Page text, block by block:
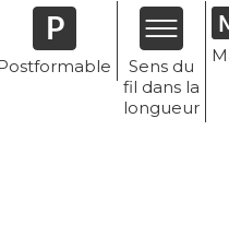
Sens du
fil dans la
longueur